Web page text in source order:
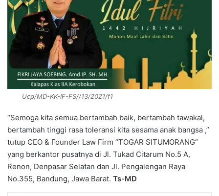
Ucp/MD-KK-IF-FS//13/2021/f1
“Semoga kita semua bertambah baik, bertambah tawakal,
bertambah tinggi rasa toleransi kita sesama anak bangsa ,”
tutup CEO & Founder Law Firm “TOGAR SITUMORANG“
yang berkantor pusatnya di Jl. Tukad Citarum No.5 A,
Renon, Denpasar Selatan dan Jl. Pengalengan Raya
No.355, Bandung, Jawa Barat. Ts-MD